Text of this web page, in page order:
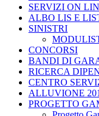
SERVIZI ON
ALBO LIS E
SINISTRI
CONCORSI
BANDI DI
RICERCA
CENTRO
ALLUVIONE
PROGETTO